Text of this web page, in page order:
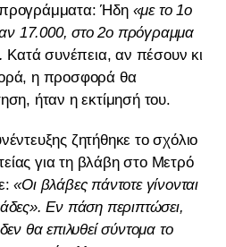
προγράμματα: Ήδη «με το 1ο
17.000, στο 2ο πρόγραμμα
Κατά συνέπεια, αν πέσουν κι
η προσφορά θα
ήταν η εκτίμησή του.
ζητήθηκε το σχόλιο
για τη βλάβη στο Μετρό
«Οι βλάβες πάντοτε γίνονται
Εν πάση περιπτώσει,
θα επιλυθεί σύντομα το